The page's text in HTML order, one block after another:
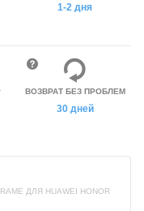
1-2 дня
ВОЗВРАТ БЕЗ ПРОБЛЕМ
30 дней
ДЛЯ HUAWEI HONOR